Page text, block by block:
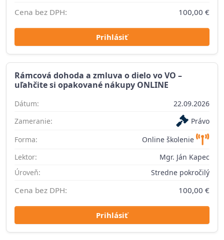
Cena bez DPH: 100,00 €
Prihlásiť
Rámcová dohoda a zmluva o dielo vo VO –
uľahčite si opakované nákupy ONLINE
Dátum:
22.09.2026
Zameranie:
Právo
Forma:
Online školenie
Lektor:
Mgr. Ján Kapec
Úroveň:
Stredne pokročilý
Cena bez DPH: 100,00 €
Prihlásiť